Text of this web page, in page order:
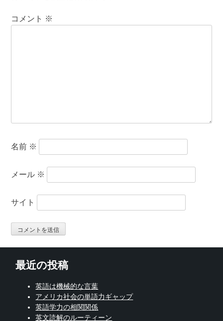
コメント ※
名前 ※
メール ※
サイト
最近の投稿
英語は機械的な言葉
アメリカ社会の単語力ギャップ
英語学力の相関関係
英文読解のルーティーン